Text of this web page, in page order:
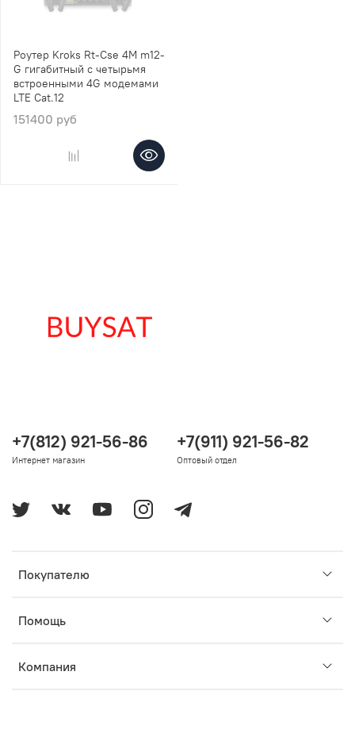
Роутер Kroks Rt-Cse 4M m12-
G гигабитный с четырьмя
встроенными 4G модемами
LTE Cat.12
151400 руб
Покупателю
Помощь
Компания
+7(812) 921-56-86
Интернет магазин
+7(911) 921-56-82
Оптовый отдел